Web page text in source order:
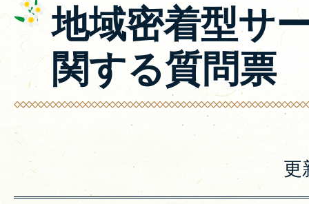
地域密着型サ
関する質問票
更